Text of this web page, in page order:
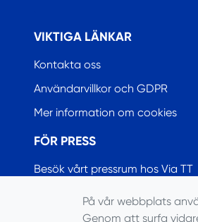
VIKTIGA LÄNKAR
Kontakta oss
Användarvillkor och GDPR
Mer information om cookies
FÖR PRESS
Besök vårt pressrum hos Via TT
På vår webbplats
Genom att surfa